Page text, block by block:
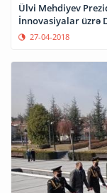
Ülvi Mehdiyev
İnnovasiyalar üzrə
27-04-2018